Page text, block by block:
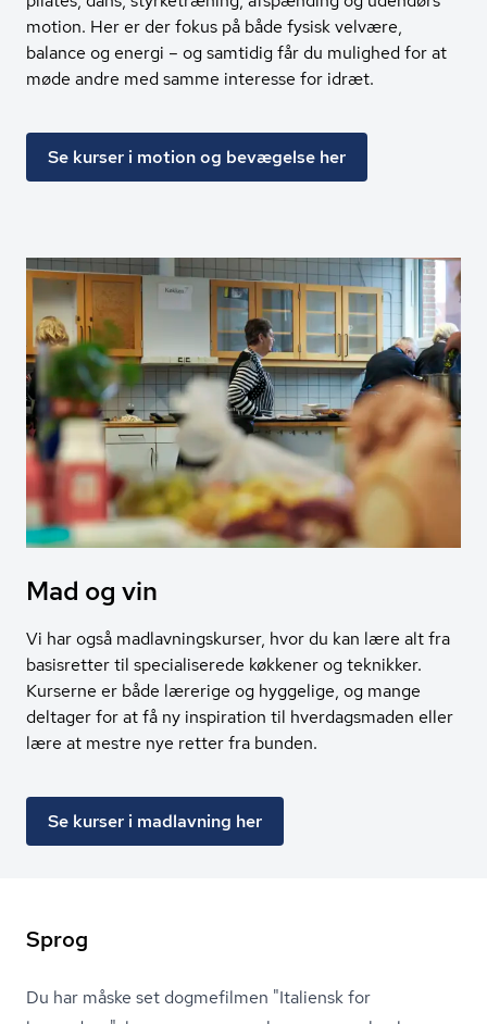
motion. Her er der fokus på både fysisk velvære,
balance og energi – og samtidig får du mulighed for at
møde andre med samme interesse for idræt.
Se kurser i motion og bevægelse her
Mad og vin
Vi har også madlavningskurser, hvor du kan lære alt fra
basisretter til specialiserede køkkener og teknikker.
Kurserne er både lærerige og hyggelige, og mange
deltager for at få ny inspiration til hverdagsmaden eller
lære at mestre nye retter fra bunden.
Se kurser i madlavning her
Sprog
Du har måske set dogmefilmen "Italiensk for